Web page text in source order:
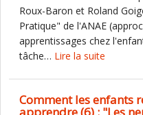
Roux-Baron et Roland
Pratique" de l'ANAE
apprentissages chez
tâche… Lire la suite
Comment les enfants